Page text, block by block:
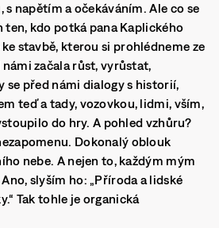
s napětím a očekáváním.Ale co se
ten, kdo potká pana Kaplického
stavbě, kterou si prohlédneme ze
začala růst, vyrůstat,
se před námi dialogy s historií,
teď a tady, vozovkou, lidmi, vším,
do hry. A pohled vzhůru?
Dokonalý oblouk
nebe. A nejen to, každým mým
slyším ho: „Příroda a lidské
Tak tohle je organická